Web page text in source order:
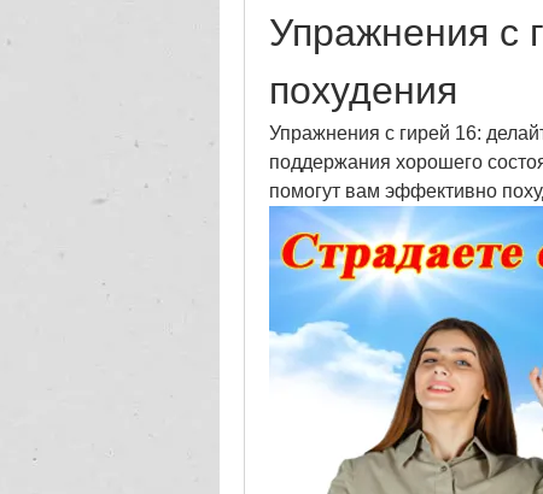
Упражнения с
похудения
Упражнения с гирей 16:
поддержания хорошего
помогут вам эффективно